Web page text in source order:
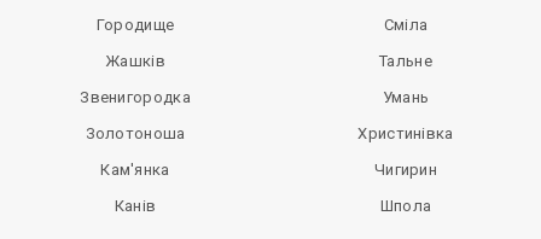
Городище
Жашків
Звенигородка
Золотоноша
Кам'янка
Канів
Сміла
Тальне
Умань
Христинівка
Чигирин
Шпола